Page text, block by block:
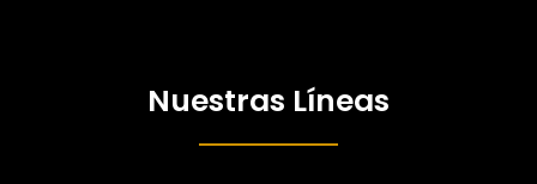
Nuestras Líneas